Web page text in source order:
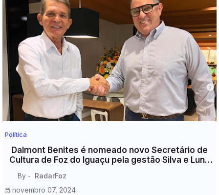
Política
Dalmont Benites é nomeado novo Secretário de
Cultura de Foz do Iguaçu pela gestão Silva e Luna
By - RadarFoz
novembro 07, 2024